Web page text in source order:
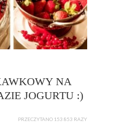
NA
JOGURTU :)
PRZECZYTANO 153 853 RAZY